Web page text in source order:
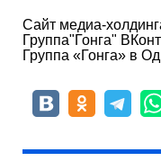
Сайт медиа-
Группа"Гонга"
Группа «Гонга» в